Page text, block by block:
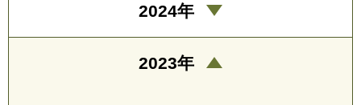
2024年
2023年